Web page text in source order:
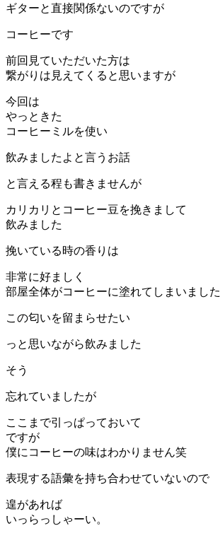
ギターと直接関係ないのですが
コーヒーです
前回見ていただいた方は
繋がりは見えてくると思いますが
今回は
やっときた
コーヒーミルを使い
飲みましたよと言うお話
と言える程も書きませんが
カリカリとコーヒー豆を挽きまして
飲みました
挽いている時の香りは
非常に好ましく
部屋全体がコーヒーに塗れてしまいました
この匂いを留まらせたい
っと思いながら飲みました
そう
忘れていましたが
ここまで引っぱっておいて
ですが
僕にコーヒーの味はわかりません笑
表現する語彙を持ち合わせていないので
遑があれば
いっらっしゃーい。